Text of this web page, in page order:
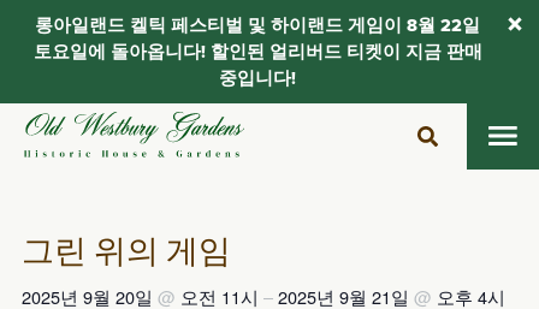
그린 위의 게임
2025년 9월 20일 @ 오전 11시 –2025년 9월 21일 @ 오후 4시
롱아일랜드 켈틱 페스티벌 및 하이랜드 게임이 8월 22일
토요일에 돌아옵니다! 할인된 얼리버드 티켓이 지금 판매
중입니다!